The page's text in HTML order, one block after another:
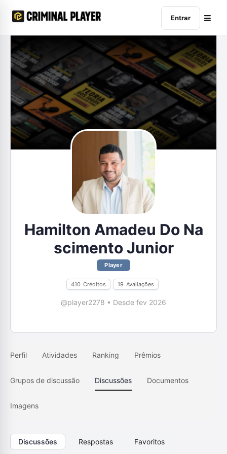
Entrar
Hamilton Amadeu Do Na
scimento Junior
Player
410 Créditos 19 Avaliações
@player2278 • Desde fev 2026
Perfil Atividades Ranking Prêmios
Grupos de discussão Discussões Documentos
Imagens
Discussões Respostas Favoritos